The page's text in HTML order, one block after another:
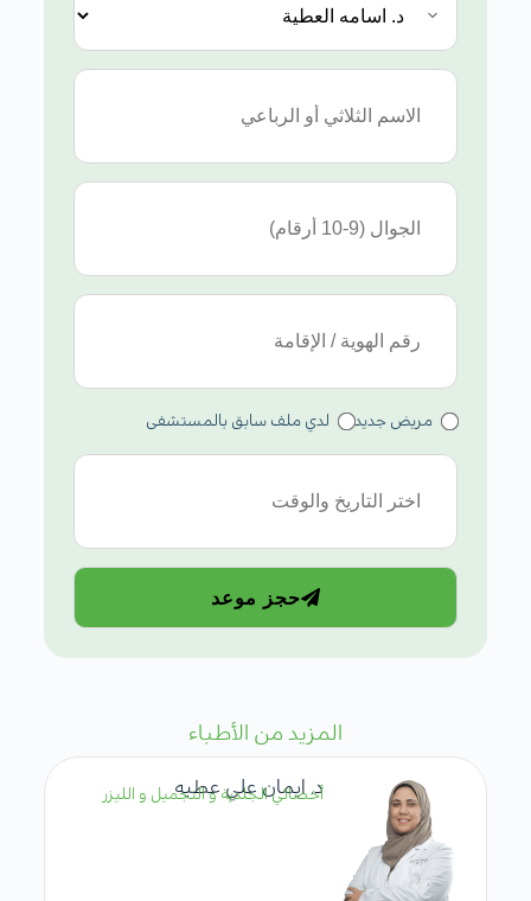
مريض جديد لدي ملف سابق بالمستشفى
حجز موعد
المزيد من الأطباء
د. ايمان علي عطيه
أخصائي الجلدية و التجميل و الليزر